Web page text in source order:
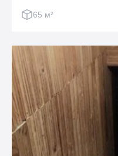
65 м²